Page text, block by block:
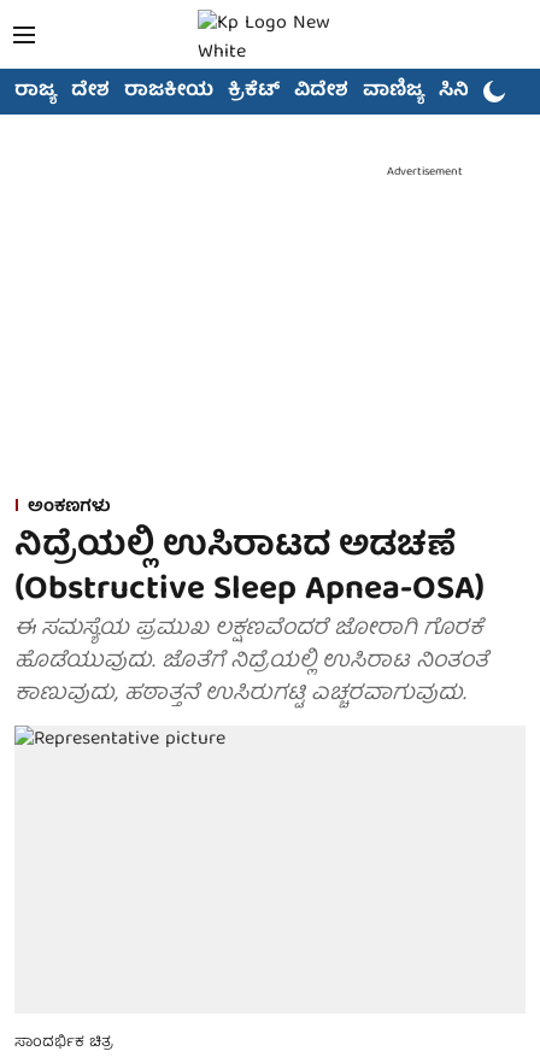
ರಾಜ್ಯ ದೇಶ ರಾಜಕೀಯ ಕ್ರಿಕೆಟ್ ವಿದೇಶ ವಾಣಿಜ್ಯ ಸಿನಿಮಾ
Advertisement
ಅಂಕಣಗಳು
ನಿದ್ರೆಯಲ್ಲಿ ಉಸಿರಾಟದ ಅಡಚಣೆ
(Obstructive Sleep Apnea-OSA)
ಈ ಸಮಸ್ಯೆಯ ಪ್ರಮುಖ ಲಕ್ಷಣವೆಂದರೆ ಜೋರಾಗಿ ಗೊರಕೆ
ಹೊಡೆಯುವುದು. ಜೊತೆಗೆ ನಿದ್ರೆಯಲ್ಲಿ ಉಸಿರಾಟ ನಿಂತಂತೆ
ಕಾಣುವುದು, ಹಠಾತ್ತನೆ ಉಸಿರುಗಟ್ಟಿ ಎಚ್ಚರವಾಗುವುದು.
ಸಾಂದರ್ಭಿಕ ಚಿತ್ರ